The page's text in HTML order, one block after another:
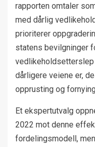
rapporten omtaler
med dårlig
prioriterer
statens bevilgninger
vedlikeholdsetterslep
dårligere veiene er,
opprusting og
Et ekspertutvalg
2022 mot denne
fordelingsmodell,